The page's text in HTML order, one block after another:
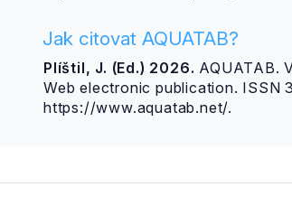
Jak citovat AQUATAB?
Plíštil, J. (Ed.) 2026. AQUATAB.
Web electronic publication. ISSN
https://www.aquatab.net/.